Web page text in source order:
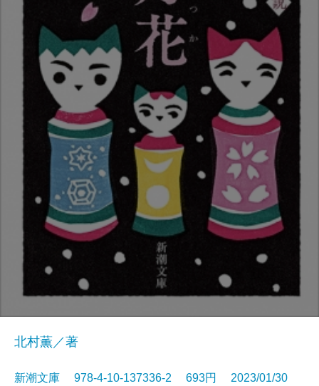
北村薫／著
新潮文庫 978-4-10-137336-2 693円 2023/01/30